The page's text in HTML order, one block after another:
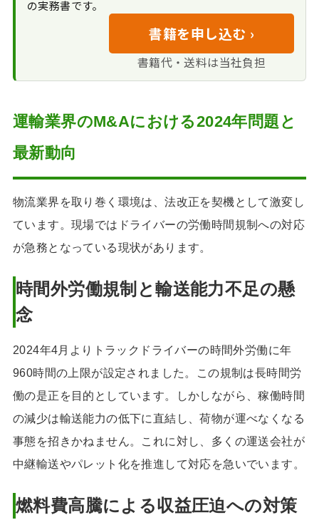
3PLや国際物流分野
での連携統合
物流業界で高く売
れるポイント
当社が見る、物流
M&Aで譲渡価格を左右
従業員の雇用継続
を約束した譲受企業を
た安心感と新たな充実
感
物流業界のM&Aの進め方
みつきコンサルティングが物流業界
のM&Aで選ばれる理由
公認会計士・税理
費用ゼロ）
｜みつきコンサルティング
の実務書です。
書籍を申し込む ›
書籍代・送料は当社負担
運輸業界のM&Aにおける2024年問題と
最新動向
物流業界を取り巻く環境は、法改正を契機として激変し
ています。現場ではドライバーの労働時間規制への対応
が急務となっている現状があります。
時間外労働規制と輸送能力不足の懸
念
2024年4月よりトラックドライバーの時間外労働に年
960時間の上限が設定されました。この規制は長時間労
働の是正を目的としています。しかしながら、稼働時間
の減少は輸送能力の低下に直結し、荷物が運べなくなる
事態を招きかねません。これに対し、多くの運送会社が
中継輸送やパレット化を推進して対応を急いでいます。
燃料費高騰による収益圧迫への対策